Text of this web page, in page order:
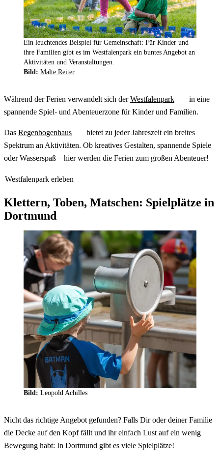
Ein leuchtendes Beispiel für Gemeinschaft: Für Kinder und
ihre Familien gibt es im Westfalenpark ein buntes Angebot an
Aktivitäten und Veranstaltungen.
Bild: Malte Reiter
Während der Ferien verwandelt sich derWestfalenpark
in eine
spannende Spiel- und Abenteuerzone für Kinder und Familien.
Das Regenbogenhaus
bietet zu jeder Jahreszeit ein breites
Spektrum an Aktivitäten. Ob kreatives Gestalten, spannende Spiele
oder Wasserspaß – hier werden die Ferien zum großen Abenteuer!
Westfalenpark erleben
Klettern, Toben, Matschen: Spielplätze in
Dortmund
Bild: Leopold Achilles
Nicht das richtige Angebot gefunden? Falls Dir oder deiner Familie
die Decke auf den Kopf fällt und ihr einfach Lust auf ein wenig
Bewegung habt: In Dortmund gibt es viele Spielplätze!